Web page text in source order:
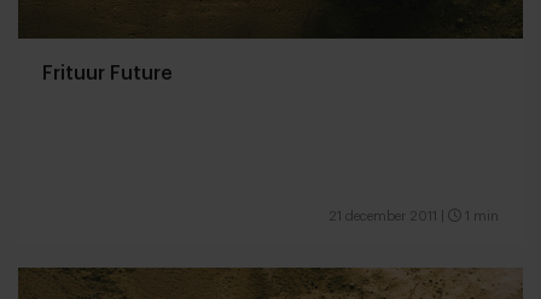
Frituur Future
21 december 2011 1 min